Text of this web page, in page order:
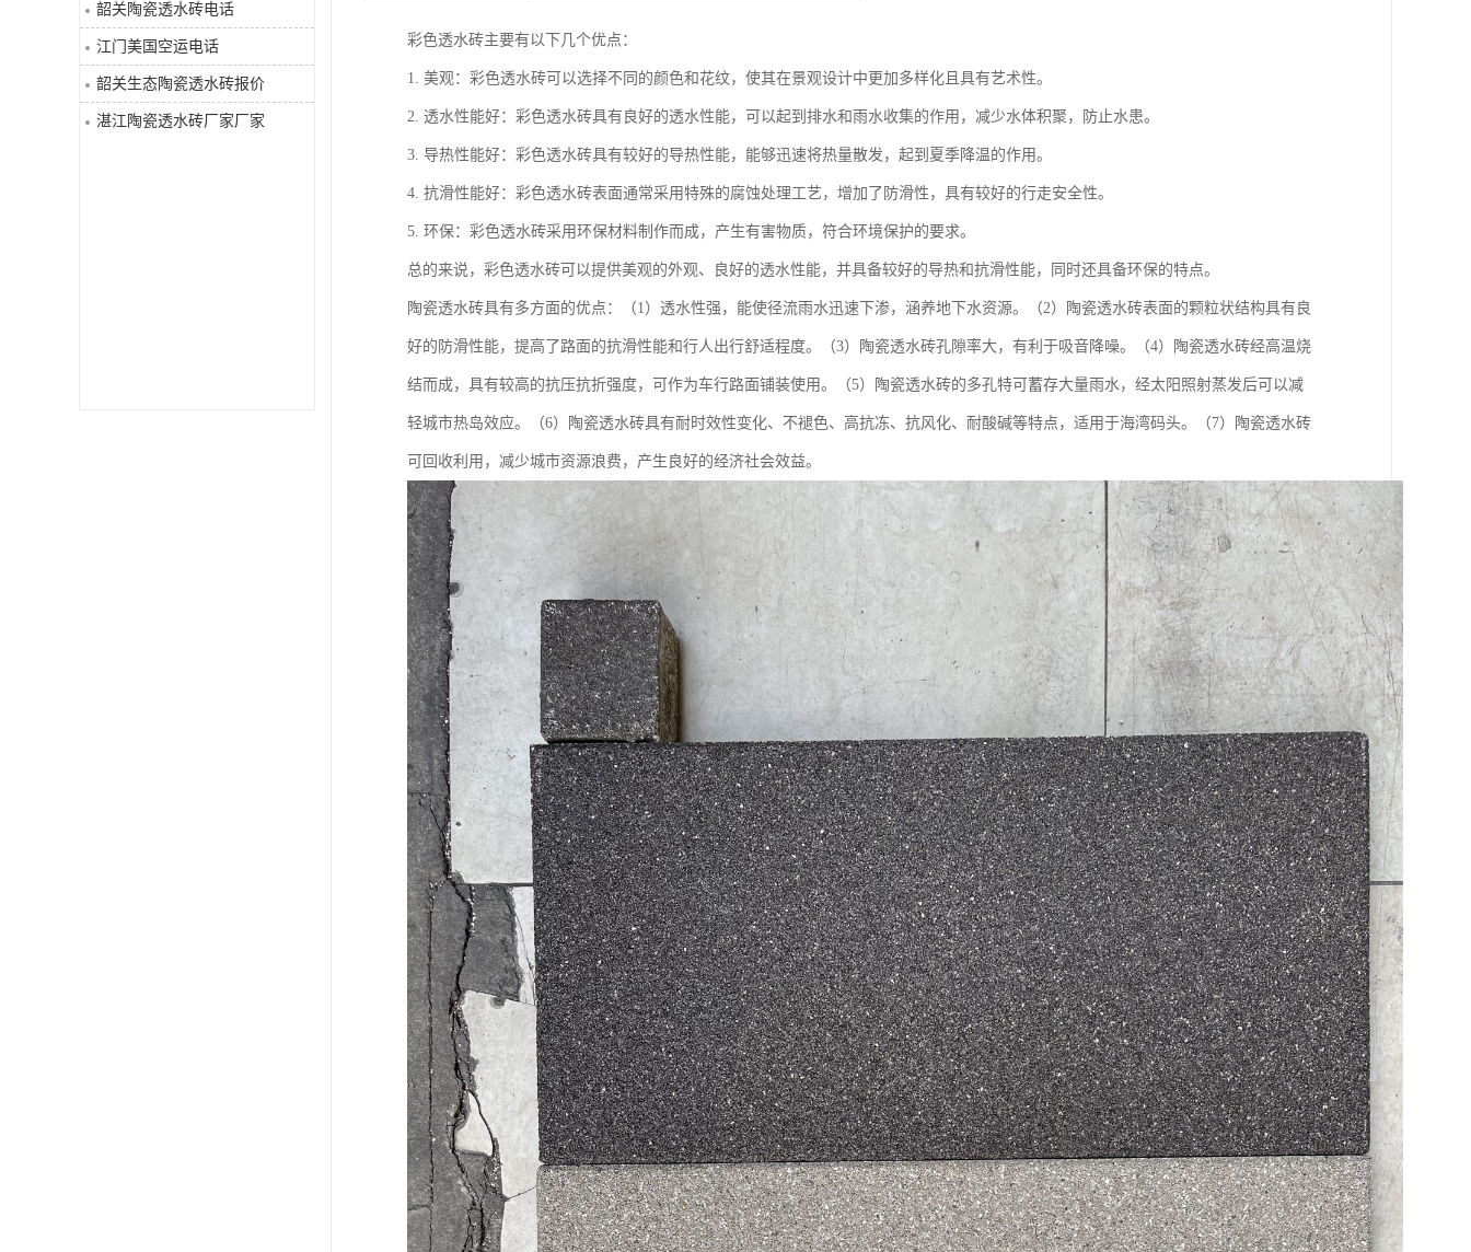
韶关陶瓷透水砖电话
江门美国空运电话
韶关生态陶瓷透水砖报价
湛江陶瓷透水砖厂家厂家
彩色透水砖主要有以下几个优点：
1. 美观：彩色透水砖可以选择不同的颜色和花纹，使其在景观设计中更加多样化且具有艺术性。
2. 透水性能好：彩色透水砖具有良好的透水性能，可以起到排水和雨水收集的作用，减少水体积聚，防止水患。
3. 导热性能好：彩色透水砖具有较好的导热性能，能够迅速将热量散发，起到夏季降温的作用。
4. 抗滑性能好：彩色透水砖表面通常采用特殊的腐蚀处理工艺，增加了防滑性，具有较好的行走安全性。
5. 环保：彩色透水砖采用环保材料制作而成，产生有害物质，符合环境保护的要求。
总的来说，彩色透水砖可以提供美观的外观、良好的透水性能，并具备较好的导热和抗滑性能，同时还具备环保的特点。
陶瓷透水砖具有多方面的优点：（1）透水性强，能使径流雨水迅速下渗，涵养地下水资源。（2）陶瓷透水砖表面的颗粒状结构具有良
好的防滑性能，提高了路面的抗滑性能和行人出行舒适程度。（3）陶瓷透水砖孔隙率大，有利于吸音降噪。（4）陶瓷透水砖经高温烧
结而成，具有较高的抗压抗折强度，可作为车行路面铺装使用。（5）陶瓷透水砖的多孔特可蓄存大量雨水，经太阳照射蒸发后可以减
轻城市热岛效应。（6）陶瓷透水砖具有耐时效性变化、不褪色、高抗冻、抗风化、耐酸碱等特点，适用于海湾码头。（7）陶瓷透水砖
可回收利用，减少城市资源浪费，产生良好的经济社会效益。